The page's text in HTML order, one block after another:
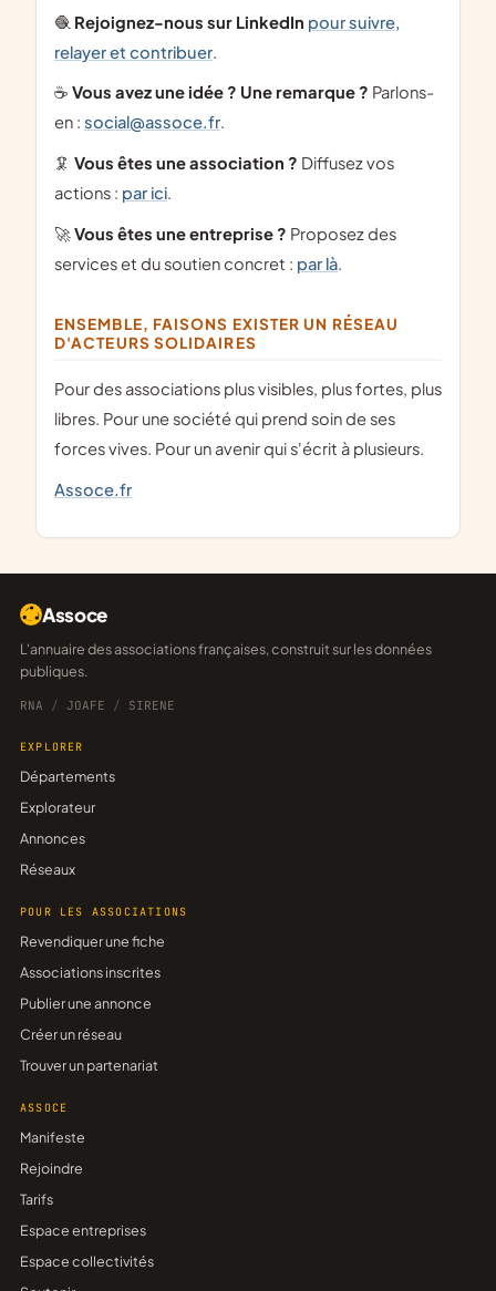
Rejoignez-nous sur LinkedIn pour suivre,
relayer et contribuer.
Vous avez une idée ? Une remarque ? Parlons-
en : social@assoce.fr.
Vous êtes une association ? Diffusez vos
actions : par ici.
Vous êtes une entreprise ? Proposez des
services et du soutien concret : par là
ENSEMBLE, FAISONS EXISTER UN RÉSEAU
D'ACTEURS SOLIDAIRES
Pour des associations plus visibles, plus fortes, plus
libres. Pour une société qui prend soin de ses
forces vives. Pour un avenir qui s'écrit à plusieurs.
Assoce.fr
Assoce
L'annuaire des associations françaises, construit sur les données
publiques.
RNA / JOAFE / SIRENE
EXPLORER
Départements
Explorateur
Annonces
Réseaux
POUR LES ASSOCIATIONS
Revendiquer une fiche
Associations inscrites
Publier une annonce
Créer un réseau
Trouver un partenariat
ASSOCE
Manifeste
Rejoindre
Tarifs
Espace entreprises
Espace collectivités